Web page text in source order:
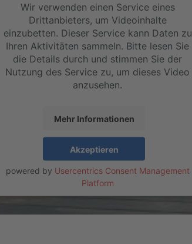
Wir verwenden einen Service eines
Drittanbieters, um Videoinhalte
einzubetten. Dieser Service kann Daten zu
Ihren Aktivitäten sammeln. Bitte lesen Sie
die Details durch und stimmen Sie der
Nutzung des Service zu, um dieses Video
anzusehen.
Mehr Informationen
Akzeptieren
powered by Usercentrics Consent Management
Platform